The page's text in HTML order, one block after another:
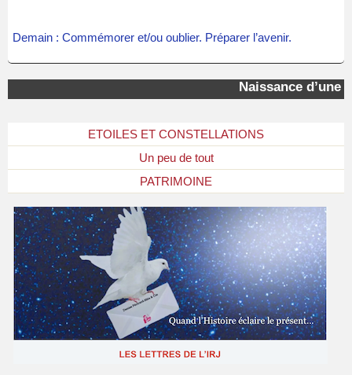
ETOILES ET CONSTELLATIONS
Un peu de tout
PATRIMOINE
Demain : Commémorer et/ou oublier. Préparer l’avenir.
Naissance d’une «